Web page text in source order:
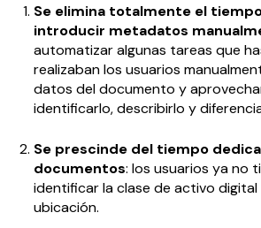
Se elimina totalmente el
introducir metadatos
automatizar algunas tareas que
realizaban los usuarios
datos del documento y
identificarlo, describirlo y
Se prescinde del tiempo
documentos: los usuarios ya no
identificar la clase de activo digital
ubicación.